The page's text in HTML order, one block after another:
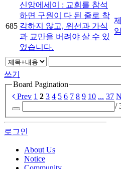
685
신앙에세이 : 교회를 참석
하면 구원이 다 된 줄로 착
각하지 않고, 위선과 가식
과 교만을 버려야 살 수 있
었습니다.
쓰기
Board Pagination
Prev 1 2 3 4 5 6 7 8 9 10 ... 37
/
로그인
About Us
Notice